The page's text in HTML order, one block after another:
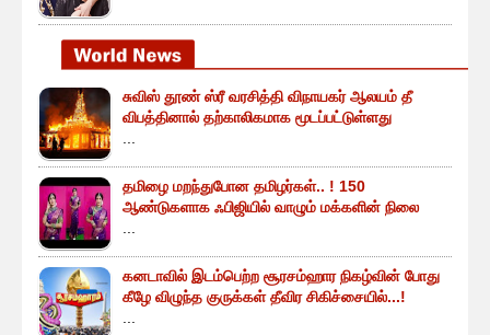
சுவிஸ் தூண் ஸ்ரீ வரசித்தி விநாயகர் ஆலயம் தீ
விபத்தினால் தற்காலிகமாக மூடப்பட்டுள்ளது
...
தமிழை மறந்துபோன தமிழர்கள்.. ! 150
ஆண்டுகளாக ஃபிஜியில் வாழும் மக்களின் நிலை
...
கனடாவில் இடம்பெற்ற சூரசம்ஹார நிகழ்வின் போது
கீழே விழுந்த குருக்கள் தீவிர சிகிச்சையில்...!
...